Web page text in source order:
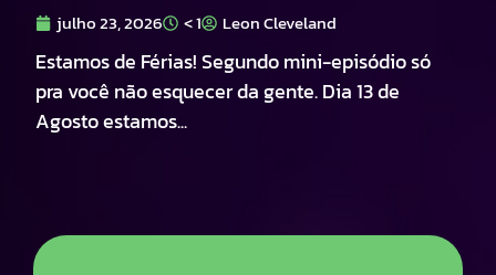
julho 23, 2026 < 1 Leon Cleveland
Estamos de Férias! Segundo mini-episódio só
pra você não esquecer da gente. Dia 13 de
Agosto estamos...